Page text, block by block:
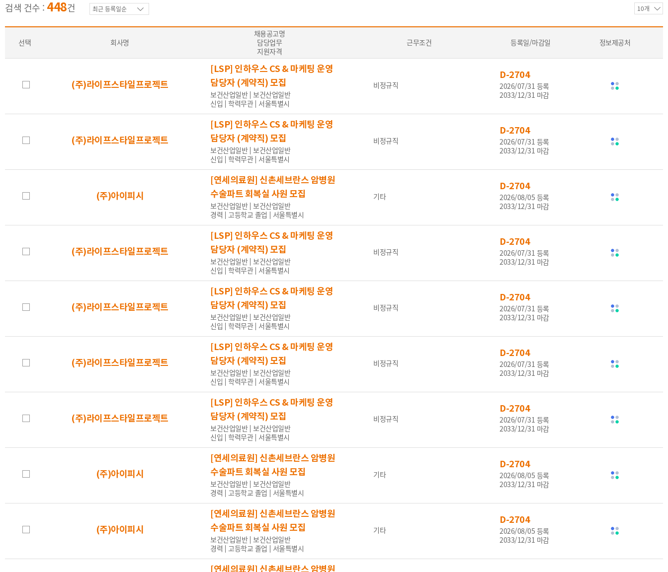
20대 이하 40대
협의가능
3일 1주 이내 2주 이내
기간설정 ~
잡코리아 사람인 인크루트
검색 건수 : 448건
선택 회사명
채용공고명
담당업무
지원자격
근무조건 등록일/마감일 정보제공처
(주)라이프스타일프로젝트
[LSP] 인하우스 CS & 마케팅 운영
담당자 (계약직) 모집
보건산업일반 보건산업일반
신입 학력무관 서울특별시
비정규직
D-2704
2026/07/31 등록
2033/12/31 마감
(주)라이프스타일프로젝트
[LSP] 인하우스 CS & 마케팅 운영
담당자 (계약직) 모집
보건산업일반 보건산업일반
신입 학력무관 서울특별시
비정규직
D-2704
2026/07/31 등록
2033/12/31 마감
(주)아이피시
[연세의료원] 신촌세브란스 암병원
수술파트 회복실 사원 모집
보건산업일반 보건산업일반
경력 고등학교 졸업 서울특별시
기타
D-2704
2026/08/05 등록
2033/12/31 마감
(주)라이프스타일프로젝트
[LSP] 인하우스 CS & 마케팅 운영
담당자 (계약직) 모집
보건산업일반 보건산업일반
신입 학력무관 서울특별시
비정규직
D-2704
2026/07/31 등록
2033/12/31 마감
(주)라이프스타일프로젝트
[LSP] 인하우스 CS & 마케팅 운영
담당자 (계약직) 모집
보건산업일반 보건산업일반
신입 학력무관 서울특별시
비정규직
D-2704
2026/07/31 등록
2033/12/31 마감
(주)라이프스타일프로젝트
[LSP] 인하우스 CS & 마케팅 운영
담당자 (계약직) 모집
보건산업일반 보건산업일반
신입 학력무관 서울특별시
비정규직
D-2704
2026/07/31 등록
2033/12/31 마감
(주)라이프스타일프로젝트
[LSP] 인하우스 CS & 마케팅 운영
담당자 (계약직) 모집
보건산업일반 보건산업일반
신입 학력무관 서울특별시
비정규직
D-2704
2026/07/31 등록
2033/12/31 마감
(주)아이피시
[연세의료원] 신촌세브란스 암병원
수술파트 회복실 사원 모집
보건산업일반 보건산업일반
경력 고등학교 졸업 서울특별시
기타
D-2704
2026/08/05 등록
2033/12/31 마감
(주)아이피시
[연세의료원] 신촌세브란스 암병원
수술파트 회복실 사원 모집
보건산업일반 보건산업일반
경력 고등학교 졸업 서울특별시
기타
D-2704
2026/08/05 등록
2033/12/31 마감
[연세의료원] 신촌세브란스 암병원